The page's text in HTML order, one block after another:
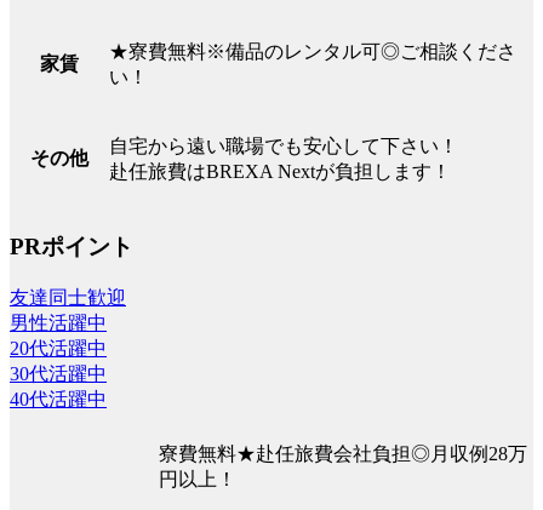
家賃
★寮費無料※備品のレンタル可◎ご相談くださ
い！
その他
自宅から遠い職場でも安心して下さい！
赴任旅費はBREXA Nextが負担します！
PRポイント
友達同士歓迎
男性活躍中
20代活躍中
30代活躍中
40代活躍中
寮費無料★赴任旅費会社負担◎月収例28万
円以上！